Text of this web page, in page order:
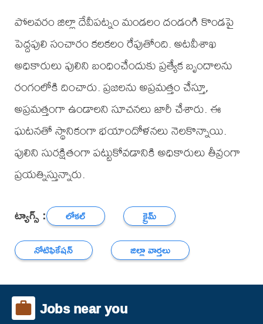
పోలవరం జిల్లా దేవీపట్నం మండలం దండంగి కొండపై
పెద్దపులి సంచారం కలకలం రేపుతోంది. అటవీశాఖ
అధికారులు పులిని బంధించేందుకు ప్రత్యేక బృందాలను
రంగంలోకి దించారు. ప్రజలను అప్రమత్తం చేస్తూ,
అప్రమత్తంగా ఉండాలని సూచనలు జారీ చేశారు. ఈ
ఘటనతో స్థానికంగా భయాందోళనలు నెలకొన్నాయి.
పులిని సురక్షితంగా పట్టుకోవడానికి అధికారులు తీవ్రంగా
ప్రయత్నిస్తున్నారు.
ట్యాగ్స్ : లోకల్
క్రైమ్
నోటిఫికేషన్
జిల్లా వార్తలు
Jobs near you